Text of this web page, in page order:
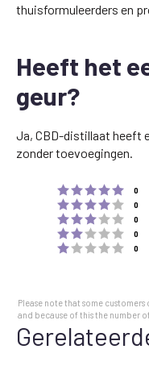
thuisformuleerders en
Heeft het
geur?
Ja, CBD-distillaat heeft
zonder toevoegingen.
0
0
0
0
0
Please note that some
and because of this the number